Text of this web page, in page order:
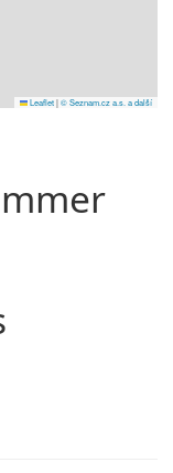
Leaflet|© Seznam.cz a.s. a další